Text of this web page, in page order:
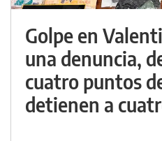
Golpe en
una denuncia,
cuatro puntos
detienen a